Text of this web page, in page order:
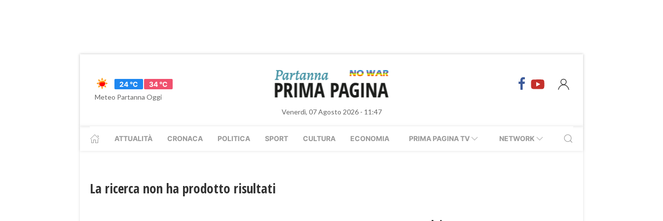
24 °C
34 °C
Meteo Partanna Oggi
Venerdì, 07 Agosto 2026 - 11:47
ATTUALITÀ CRONACA POLITICA SPORT CULTURA ECONOMIA PRIMA PAGINA TV NETWORK
La ricerca non ha prodotto risultati